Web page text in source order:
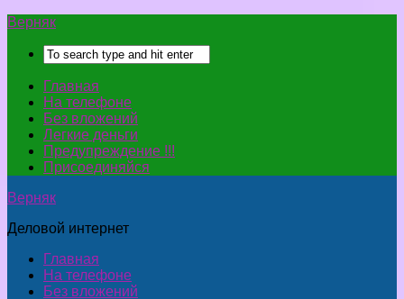
Верняк
Главная
На телефоне
Без вложений
Легкие деньги
Предупреждение !!!
Присоединяйся
Верняк
Деловой интернет
Главная
На телефоне
Без вложений